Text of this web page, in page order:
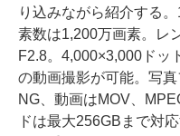
り込みながら紹介する
素数は1,200万画素。レ
F2.8。4,000×3,000ドッ
の動画撮影が可能。写
NG、動画はMOV、
ドは最大256GBまで対